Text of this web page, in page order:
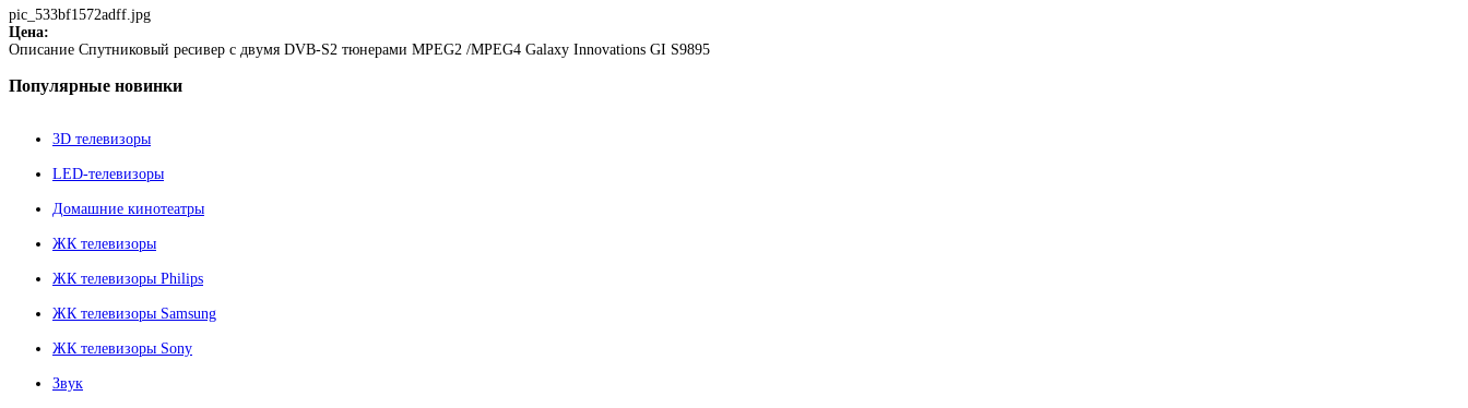
pic_533bf1572adff.jpg
Цена:
Описание Спутниковый ресивер с двумя DVB-S2 тюнерами MPEG2 /MPEG4 Galaxy Innovations GI S9895
Популярные новинки
3D телевизоры
LED-телевизоры
Домашние кинотеатры
ЖК телевизоры
ЖК телевизоры Philips
ЖК телевизоры Samsung
ЖК телевизоры Sony
Звук